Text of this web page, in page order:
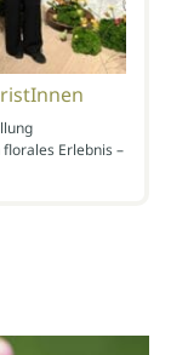
Erlebnis –